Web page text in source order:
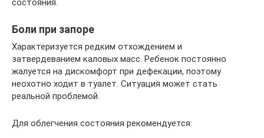
Боли при запоре
Характеризуется редким отхождением и
затвердеванием каловых масс. Ребенок постоянно
жалуется на дискомфорт при дефекации, поэтому
неохотно ходит в туалет. Ситуация может стать
реальной проблемой.
Для облегчения состояния рекомендуется: